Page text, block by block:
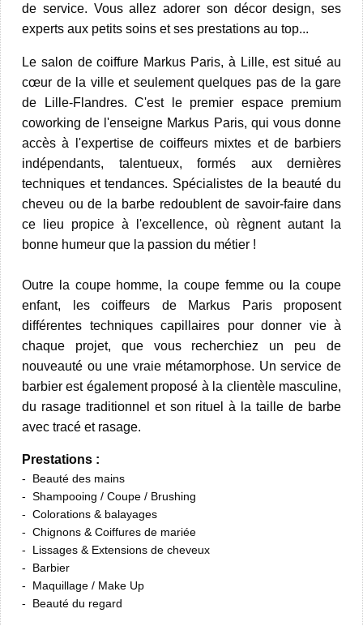
de service. Vous allez adorer son décor design, ses
experts aux petits soins et ses prestations au top...
Le salon de coiffure Markus Paris, à Lille, est situé au
cœur de la ville et seulement quelques pas de la gare
de Lille-Flandres. C'est le premier espace premium
coworking de l'enseigne Markus Paris, qui vous donne
accès à l'expertise de coiffeurs mixtes et de barbiers
indépendants, talentueux, formés aux dernières
techniques et tendances. Spécialistes de la beauté du
cheveu ou de la barbe redoublent de savoir-faire dans
ce lieu propice à l'excellence, où règnent autant la
bonne humeur que la passion du métier !
Outre la coupe homme, la coupe femme ou la coupe
enfant, les coiffeurs de Markus Paris proposent
différentes techniques capillaires pour donner vie à
chaque projet, que vous recherchiez un peu de
nouveauté ou une vraie métamorphose. Un service de
barbier est également proposé à la clientèle masculine,
du rasage traditionnel et son rituel à la taille de barbe
avec tracé et rasage.
Prestations :
Beauté des mains
Shampooing / Coupe / Brushing
Colorations & balayages
Chignons & Coiffures de mariée
Lissages & Extensions de cheveux
Barbier
Maquillage / Make Up
Beauté du regard